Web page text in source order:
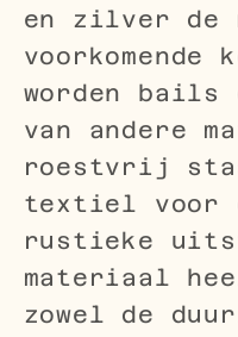
en zilver de
voorkomende
worden bails
van andere
roestvrij
textiel voor
rustieke
materiaal
zowel de